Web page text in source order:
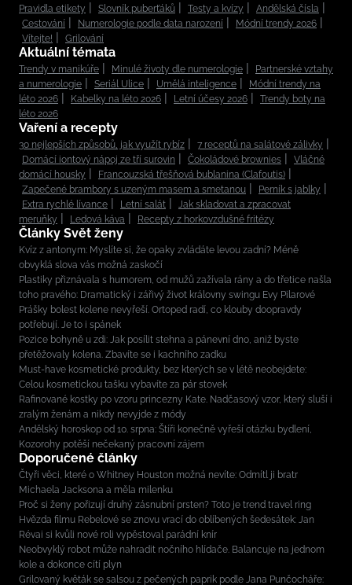
Pravidla etikety Slovník puberťáků Testy a kvízy
Andělská čísla
Cestování
Numerologie podle data narození
Módní trendy 2026
Vítejte!
Grilování
Aktuální témata
Trendy v manikúře Minulé životy dle numerologie
Partnerské vztahy
a numerologie
Seriál Ulice Umělá inteligence
Módní trendy na
léto 2026
Kabelky na léto 2026 Letní účesy 2026
Trendy boty na
léto 2026
Vaření a recepty
30 nejlepších způsobů, jak využít rybíz
7 receptů na salátové zálivky
Domácí iontový nápoj ze tří surovin
Čokoládové brownies
Vláčné
domácí housky
Francouzská třešňová bublanina (Clafoutis)
Zapečené brambory s uzeným masem a smetanou
Perník s jablky
Extra rychlé lívance
Letní salát
Jak skladovat a zpracovat
meruňky
Ledová káva Recepty z horkovzdušné fritézy
Články Svět ženy
Kvíz z antonym: Myslíte si, že opaky zvládáte levou zadní? Méně
obvyklá slova vás možná zaskočí
Plastiky přiznávala s humorem, od mužů zažívala rány a do třetice našla
toho pravého: Dramatický i zářivý život královny swingu Evy Pilarové
Prášky bolest kolene nevyřeší. Ortoped radí, co klouby doopravdy
potřebují. Je to i spánek
Pozice bohyně u zdi: Jak posílit stehna a pánevní dno, aniž byste
přetěžovaly kolena. Zbavíte se i kachního zadku
Must-have kosmetické produkty, bez kterých se v létě neobejdete:
Celou kosmetickou tašku vybavíte za pár stovek
Rafinované kostky po vzoru princezny Kate. Nadčasový vzor, který sluší i
zralým ženám a nikdy nevyjde z módy
Andělský horoskop od 10. srpna: Štíři konečně vyřeší otázku bydlení,
Kozorohy potěší nečekaný pracovní zájem
Doporučené články
Čtyři věci, které o Whitney Houston možná nevíte: Odmítl ji bratr
Michaela Jacksona a měla milenku
Proč si ženy pořizují druhý zásnubní prsten? Toto je trend travel ring
Hvězda filmu Rebelové se znovu vrací do oblíbených šedesátek: Jan
Révai si kvůli nové roli vypěstoval parádní knír
Neobvyklý robot může nahradit nočního hlídače. Balancuje na jednom
kole a dokonce cítí plyn
Grilovaný květák se salsou z pečených paprik podle Jana Punčocháře: